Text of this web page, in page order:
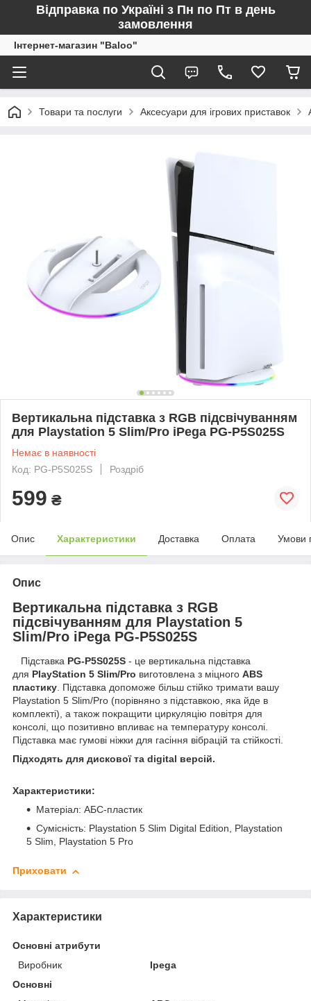
Відправка по Україні з Пн по Пт в день
замовлення
Інтернет-магазин "Baloo"
Товари та послуги Аксесуари для ігрових приставок
Вертикальна підставка з RGB підсвічуванням
для Playstation 5 Slim/Pro iPega PG-P5S025S
Немає в наявності
Код: PG-P5S025S
Роздріб
599 ₴
Опис Характеристики Доставка Оплата Умови
Опис
Вертикальна підставка з RGB
підсвічуванням для Playstation 5
Slim/Pro iPega PG-P5S025S
Підставка PG-P5S025S - це вертикальна підставка
для PlayStation 5 Slim/Pro виготовлена з міцного ABS
пластику. Підставка допоможе більш стійко тримати вашу
Playstation 5 Slim/Pro (порівняно з підставкою, яка йде в
комплекті), а також покращити циркуляцію повітря для
консолі, що позитивно впливає на температуру консолі.
Підставка має гумові ніжки для гасіння вібрацій та стійкості.
Підходять для дискової та digital версій.
Характеристики:
Матеріал: АБС-пластик
Сумісність: Playstation 5 Slim Digital Edition, Playstation
5 Slim, Playstation 5 Pro
Приховати
Характеристики
Основні атрибути
Виробник
Ipega
Основні